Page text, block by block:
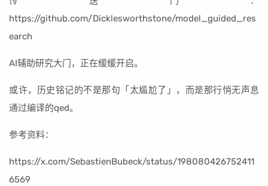
https://github.com/Dicklesworthstone/model_guided_res
earch
AI辅助研究大门，正在缓缓开启。
或许，历史铭记的不是那句「太尴尬了」，而是那行悄无声息
通过编译的qed。
参考资料：
https://x.com/SebastienBubeck/status/198080426752411
6569